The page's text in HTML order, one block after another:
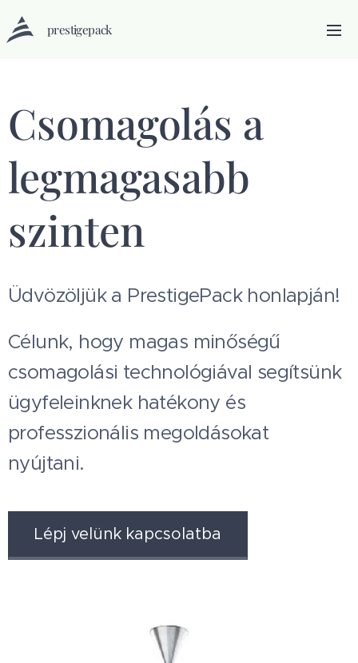
prestigepack
Csomagolás a
legmagasabb
szinten
Üdvözöljük a PrestigePack honlapján!
Célunk, hogy magas minőségű
csomagolási technológiával segítsünk
ügyfeleinknek hatékony és
professzionális megoldásokat
nyújtani.
Lépj velünk kapcsolatba